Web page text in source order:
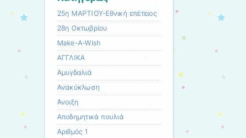
25η ΜΑΡΤΙΟΥ-Εθνική επέτειος
28η Οκτωβρίου
Make-A-Wish
ΑΓΓΛΙΚΑ
Αμυγδαλιά
Ανακύκλωση
Άνοιξη
Αποδημητικά πουλιά
Αριθμός 1